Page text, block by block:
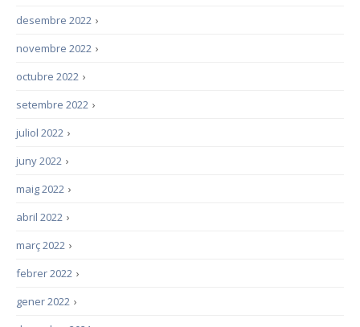
›
desembre 2022
›
novembre 2022
›
octubre 2022
›
setembre 2022
›
juliol 2022
›
juny 2022
›
maig 2022
›
abril 2022
›
març 2022
›
febrer 2022
›
gener 2022